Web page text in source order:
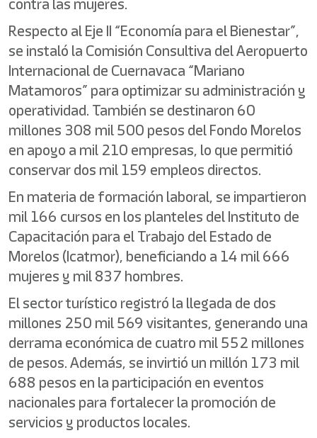
Respecto al Eje II “Economía para el Bienestar”,
se instaló la Comisión Consultiva del Aeropuerto
Internacional de Cuernavaca “Mariano
Matamoros” para optimizar su administración y
operatividad. También se destinaron 60
millones 308 mil 500 pesos del Fondo Morelos
en apoyo a mil 210 empresas, lo que permitió
conservar dos mil 159 empleos directos.
En materia de formación laboral, se impartieron
mil 166 cursos en los planteles del Instituto de
Capacitación para el Trabajo del Estado de
Morelos (Icatmor), beneficiando a 14 mil 666
mujeres y mil 837 hombres.
El sector turístico registró la llegada de dos
millones 250 mil 569 visitantes, generando una
derrama económica de cuatro mil 552 millones
de pesos. Además, se invirtió un millón 173 mil
688 pesos en la participación en eventos
nacionales para fortalecer la promoción de
servicios y productos locales.